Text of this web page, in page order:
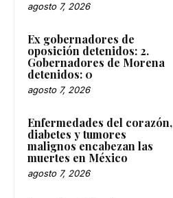
agosto 7, 2026
Ex gobernadores de
oposición detenidos: 2.
Gobernadores de Morena
detenidos: 0
agosto 7, 2026
Enfermedades del corazón,
diabetes y tumores
malignos encabezan las
muertes en México
agosto 7, 2026